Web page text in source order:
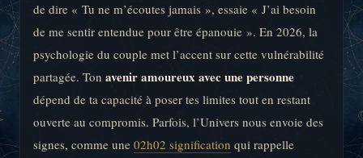
de dire « Tu ne m’écoutes jamais », essaie « J’ai besoin
de me sentir entendue pour être épanouie ». En 2026, la
psychologie du couple met l’accent sur cette vulnérabilité
partagée. Ton avenir amoureux avec une personne
dépend de ta capacité à poser tes limites tout en restant
ouverte au compromis. Parfois, l’Univers nous envoie des
signes, comme une 02h02 signification qui rappelle